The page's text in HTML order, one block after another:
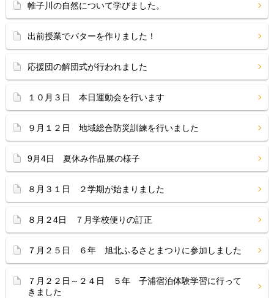
帷子川の自然について学びました。
出前授業でバターを作りました！
応援団の解団式が行われました
１０月３日 本日運動会を行います
９月１２日 地域総合防災訓練を行いました
9月4日 夏休み作品展の様子
８月３１日 ２学期が始まりました
８月２4日 ７月学校便りの訂正
７月２５日 ６年 旭北ふるさとまつりに参加しました
７月２２日～２４日 ５年 子浦宿泊体験学習に行って
きました